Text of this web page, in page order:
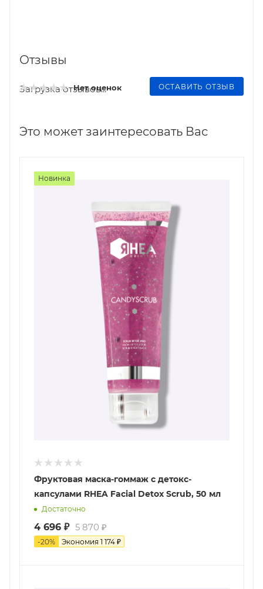
Отзывы
Нет оценок ОСТАВИТЬ ОТЗЫВ
Загрузка отзывов...
Это может заинтересовать Вас
Новинка
Фруктовая маска-гоммаж с детокс-
капсулами RHEA Facial Detox Scrub, 50 мл
Достаточно
4 696 ₽ 5 870 ₽
-20% Экономия 1 174 ₽